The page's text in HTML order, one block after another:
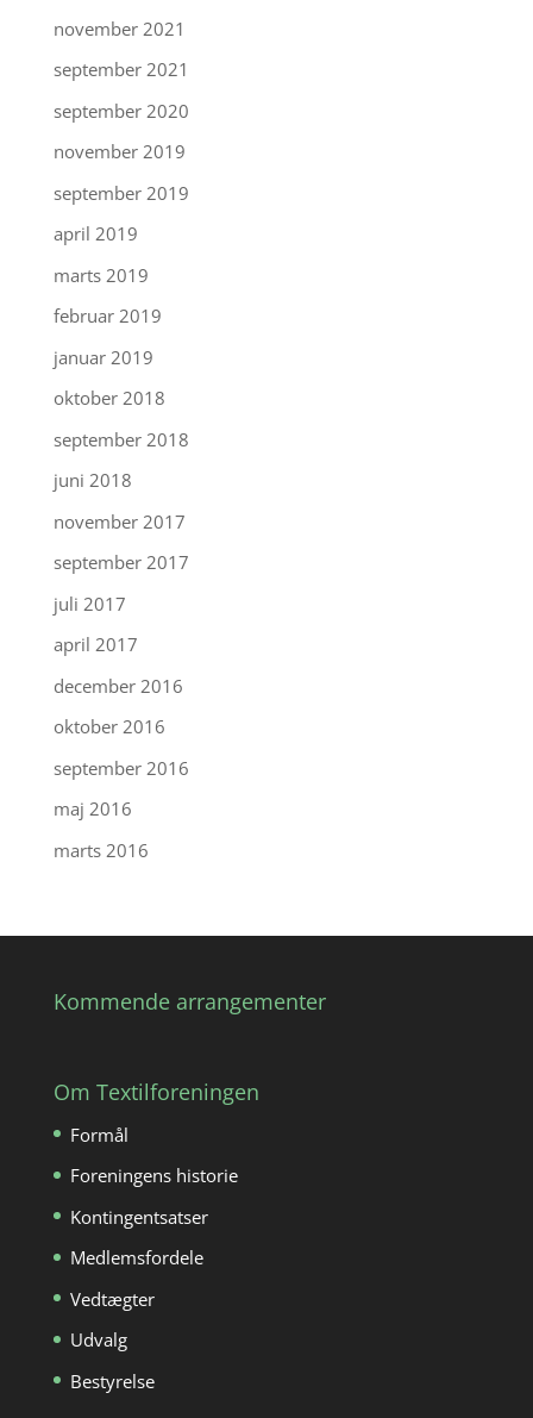
november 2021
september 2021
september 2020
november 2019
september 2019
april 2019
marts 2019
februar 2019
januar 2019
oktober 2018
september 2018
juni 2018
november 2017
september 2017
juli 2017
april 2017
december 2016
oktober 2016
september 2016
maj 2016
marts 2016
Kommende arrangementer
Om Textilforeningen
Formål
Foreningens historie
Kontingentsatser
Medlemsfordele
Vedtægter
Udvalg
Bestyrelse